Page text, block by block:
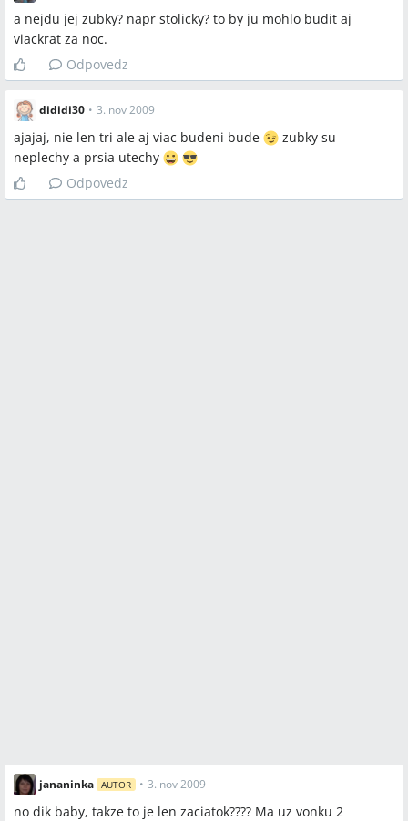
a nejdu jej zubky? napr stolicky? to by ju mohlo budit aj
viackrat za noc.
Odpovedz
dididi30 • 3. nov 2009
ajajaj, nie len tri ale aj viac budeni bude
zubky su
neplechy a prsia utechy
Odpovedz
jananinka AUTOR • 3. nov 2009
no dik baby, takze to je len zaciatok???? Ma uz vonku 2